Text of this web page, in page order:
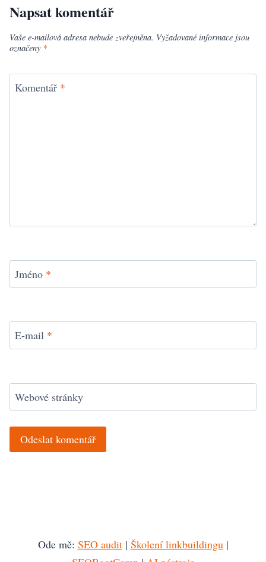
Napsat komentář
Vaše e-mailová adresa nebude zveřejněna. Vyžadované informace jsou
označeny *
Komentář *
Jméno *
E-mail *
Webové stránky
Ode mě: SEO audit| Školení linkbuildingu|